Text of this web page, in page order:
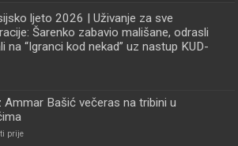
ljeto 2026 | Uživanje za sve
Šarenko zabavio mališane, odrasli
na “Igranci kod nekad” uz nastup KUD-
Ammar Bašić večeras na tribini u
prije